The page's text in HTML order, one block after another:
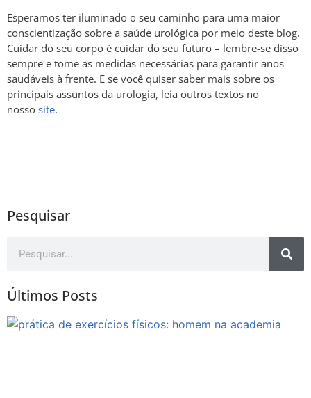
Esperamos ter iluminado o seu caminho para uma maior
conscientização sobre a saúde urológica por meio deste blog.
Cuidar do seu corpo é cuidar do seu futuro – lembre-se disso
sempre e tome as medidas necessárias para garantir anos
saudáveis à frente. E se você quiser saber mais sobre os
principais assuntos da urologia, leia outros textos no
nosso site.
Pesquisar
Últimos Posts